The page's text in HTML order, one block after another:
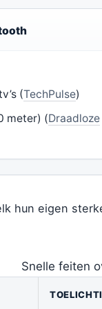
(TechPulse)
meter) (Draadloze
hun eigen
Snelle feiten